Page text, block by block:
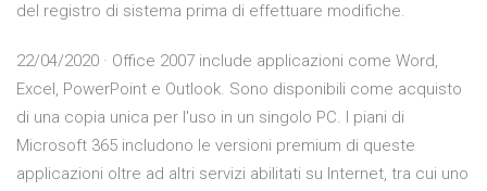
del registro di sistema prima di effettuare modifiche.
22/04/2020 · Office 2007 include applicazioni come Word,
Excel, PowerPoint e Outlook. Sono disponibili come acquisto
di una copia unica per l'uso in un singolo PC. I piani di
Microsoft 365 includono le versioni premium di queste
applicazioni oltre ad altri servizi abilitati su Internet, tra cui uno